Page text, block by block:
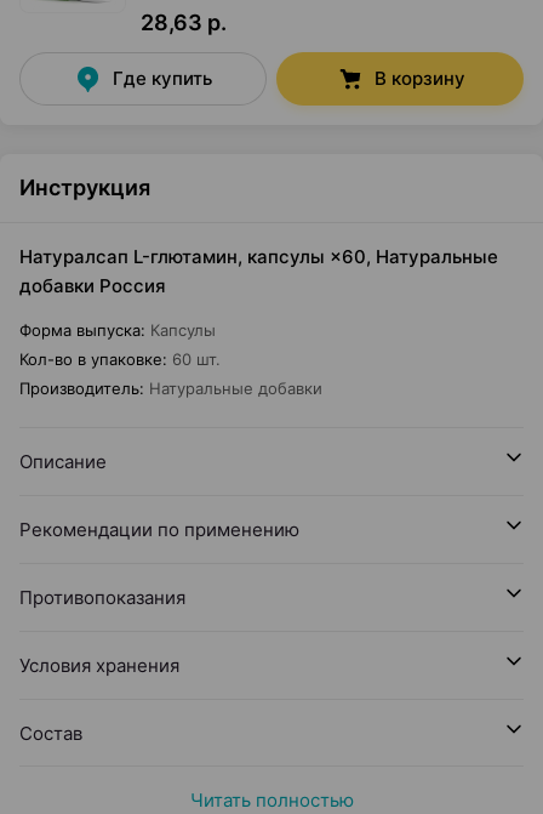
28,63 р.
Где купить В корзину
Инструкция
Натуралсап L-глютамин, капсулы ×60, Натуральные
добавки Россия
Форма выпуска: Капсулы
Кол-во в упаковке: 60 шт.
Производитель: Натуральные добавки
Описание
Рекомендации по применению
Противопоказания
Условия хранения
Состав
Читать полностью